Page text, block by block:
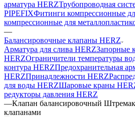
арматура HERZТрубопроводная
PIPEFIXФитинги компрессионные
компрессионные для
—
Балансировочные клапаны HERZ
Арматура для слива HERZЗапорные
HERZОграничители температуры
контура HERZПредохранительная
HERZПринадлежности HERZ
для воды HERZШаровые краны
редукторы давления HERZ
—Клапан балансировочный
клапанами